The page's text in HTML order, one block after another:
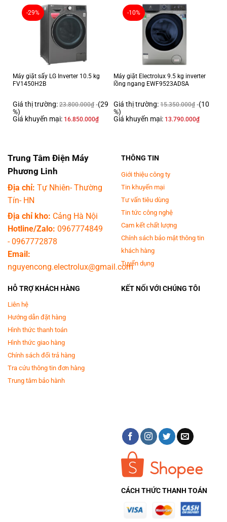
-29%
Máy giặt sấy LG Inverter 10.5 kg
FV1450H2B
Giá thị trường: 23.800.000₫ (29
%)
Giá khuyến mại: 16.850.000₫
-10%
Máy giặt Electrolux 9.5 kg inverter
lồng ngang EWF9523ADSA
Giá thị trường: 15.350.000₫ (10
%)
Giá khuyến mại: 13.790.000₫
Trung Tâm Điện Máy
Phương Linh
Địa chỉ: Tự Nhiên- Thường
Tín- HN
Địa chỉ kho: Cảng Hà Nội
Hotline/Zalo: 0967774849
-0967772878
Email:
nguyencong.electrolux@gmail.com
THÔNG TIN
Giới thiệu công ty
Tin khuyến mại
Tư vấn tiêu dùng
Tin tức công nghệ
Cam kết chất lượng
Chính sách bảo mật thông tin
khách hàng
Tuyển dụng
HỖ TRỢ KHÁCH HÀNG
Liên hệ
Hướng dẫn đặt hàng
Hình thức thanh toán
Hình thức giao hàng
Chính sách đổi trả hàng
Tra cứu thông tin đơn hàng
Trung tâm bảo hành
KẾT NỐI VỚI CHÚNG TÔI
CÁCH THỨC THANH TOÁN